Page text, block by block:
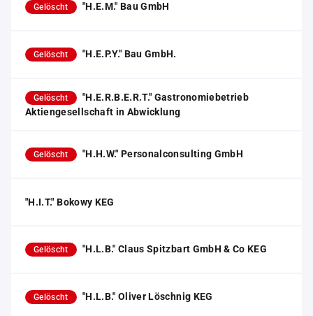
Gelöscht "H.E.M." Bau GmbH
Gelöscht "H.E.P.Y." Bau GmbH.
Gelöscht
"H.E.R.B.E.R.T." Gastronomiebetrieb
Aktiengesellschaft in Abwicklung
Gelöscht "H.H.W." Personalconsulting GmbH
"H.I.T." Bokowy KEG
Gelöscht "H.L.B." Claus Spitzbart GmbH & Co KEG
Gelöscht "H.L.B." Oliver Löschnig KEG